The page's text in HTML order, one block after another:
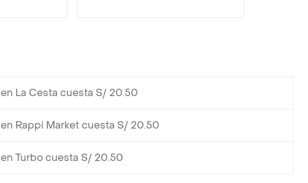
en La Cesta cuesta S/ 20.50
en Rappi Market cuesta S/ 20.50
en Turbo cuesta S/ 20.50